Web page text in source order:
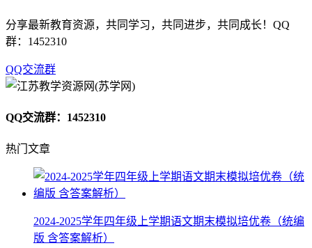
分享最新教育资源，共同学习，共同进步，共同成长！QQ
群：1452310
QQ交流群
QQ交流群：1452310
热门文章
2024-2025学年四年级上学期语文期末模拟培优卷（统编
版 含答案解析）